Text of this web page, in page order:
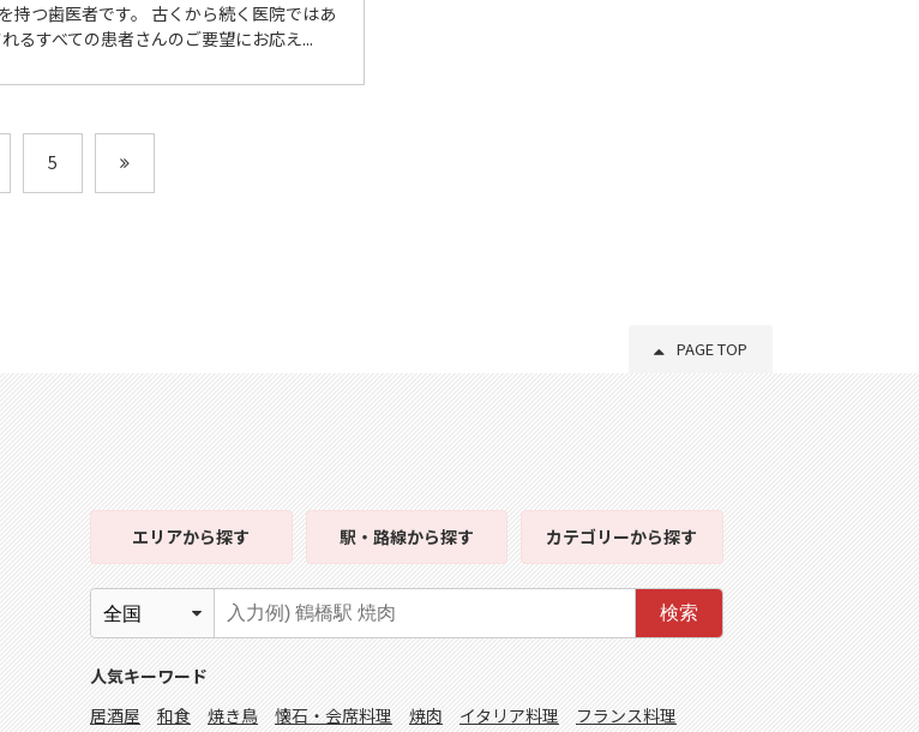
持つ歯医者です。 古くから続く医院ではあ
るすべての患者さんのご要望にお応え...
5
PAGE TOP
エリアから探す 駅・路線から探す カテゴリーから探す
検索
人気キーワード
居酒屋
和食 焼き鳥 懐石・会席料理 焼肉 イタリア料理 フランス料理